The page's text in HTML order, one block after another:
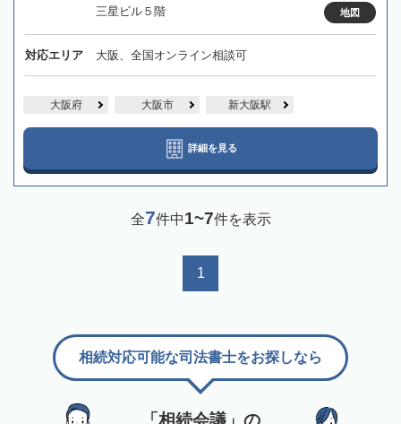
三星ビル５階
地図
対応エリア 大阪、全国オンライン相談可
大阪府 大阪市 新大阪駅
詳細を見る
全7件中1~7件を表示
1
「相続会議」の
相続対応可能な司法書士をお探しなら